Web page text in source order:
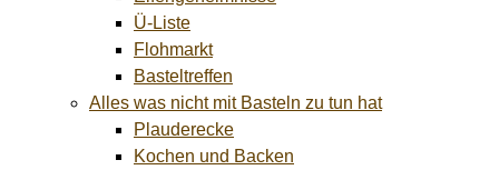
Ü-Liste
Flohmarkt
Basteltreffen
Alles was nicht mit Basteln zu tun hat
Plauderecke
Kochen und Backen